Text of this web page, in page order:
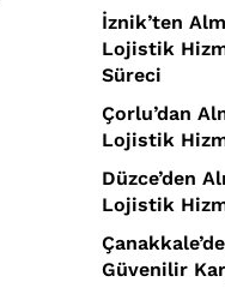
İznik’ten
Lojistik
Süreci
Çorlu’dan
Lojistik
Düzce’den
Lojistik
Güvenilir